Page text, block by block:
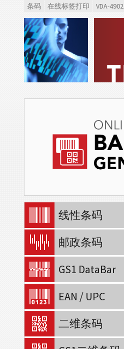
条码 在线标签打印 VDA-4902
线性条码
邮政条码
GS1 DataBar
EAN / UPC
二维条码